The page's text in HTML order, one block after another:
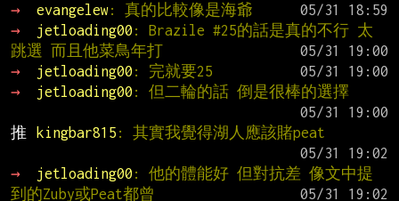
→
evangelew: 真的比較像是海爺
→
jetloading00 : Brazile #25的話是真的不行 太
跳選 而且他菜鳥年打
→
jetloading00 : 完就要25
→
jetloading00 : 但二輪的話 倒是很棒的選擇
推
kingbar815 : 其實我覺得湖人應該賭peat
→
jetloading00 : 他的體能好 但對抗差 像文中提
到的Zuby或Peat都曾